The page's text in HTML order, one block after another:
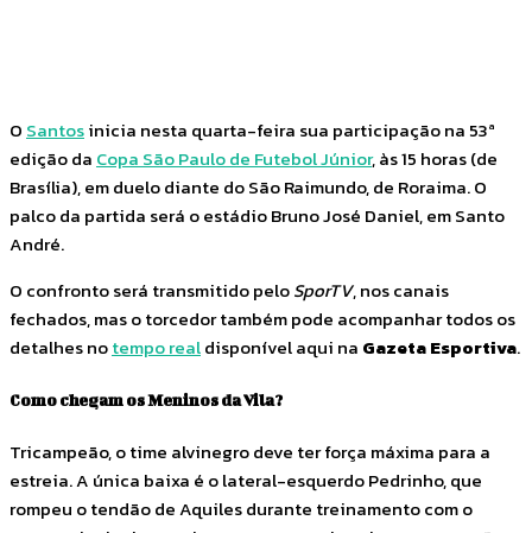
O Santosinicia nesta quarta-feira sua participação na 53ª
edição da Copa São Paulo de Futebol Júnior, às 15 horas (de
Brasília), em duelo diante do São Raimundo, de Roraima. O
palco da partida será o estádio Bruno José Daniel, em Santo
André.
O confronto será transmitido peloSporTV, nos canais
fechados, mas o torcedor também pode acompanhar todos os
detalhes notempo realdisponível aqui na Gazeta Esportiva.
Como chegam os Meninos da Vila?
Tricampeão, o time alvinegro deve ter força máxima para a
estreia. A única baixa é o lateral-esquerdo Pedrinho, que
rompeu o tendão de Aquiles durante treinamento com o